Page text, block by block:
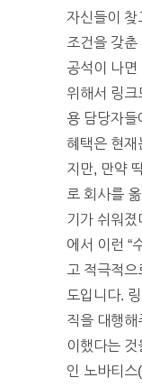
자신들이 찾
조건을 갖춘
공석이 나면
위해서 링크
용 담당자
혜택은 현재
지만, 만약
로 회사를
기가 쉬워
에서 이런 “
고 적극적으
도입니다.
직을 대행
이했다는
인 노바티